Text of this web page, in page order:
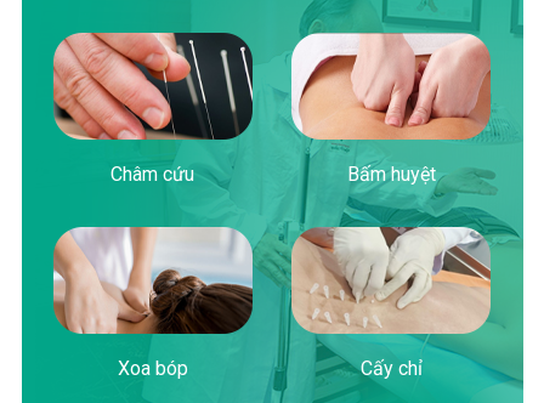
Châm cứu Bấm huyệt
Xoa bóp Cấy chỉ